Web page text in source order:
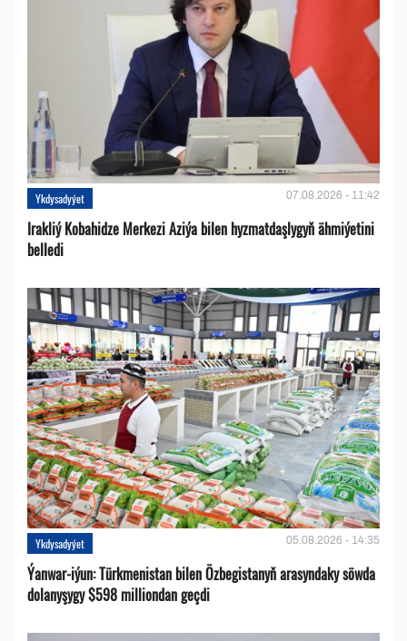
Ykdysadyýet 07.08.2026 - 11:42
Irakliý Kobahidze Merkezi Aziýa bilen hyzmatdaşlygyň ähmiýetini
belledi
Ykdysadyýet 05.08.2026 - 14:35
Ýanwar-iýun: Türkmenistan bilen Özbegistanyň arasyndaky söwda
dolanyşygy $598 milliondan geçdi